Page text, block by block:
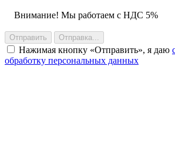
Внимание! Мы работаем с НДС 5%
Отправить Отправка...
Нажимая кнопку Отправить , я даю
обработку персональных данных